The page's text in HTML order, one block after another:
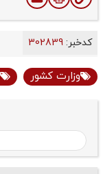
کدخبر:
وزارت کشور